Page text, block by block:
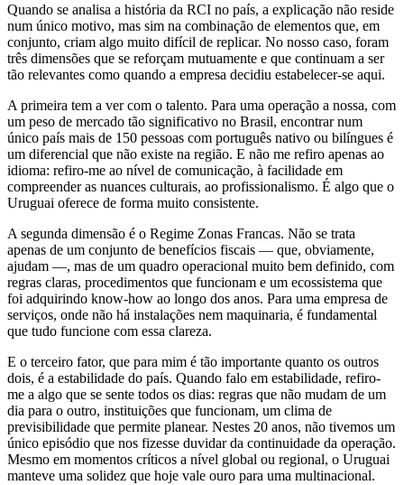
Quando se analisa a história da RCI no país, a explicação não reside
num único motivo, mas sim na combinação de elementos que, em
conjunto, criam algo muito difícil de replicar. No nosso caso, foram
três dimensões que se reforçam mutuamente e que continuam a ser
tão relevantes como quando a empresa decidiu estabelecer-se aqui.
A primeira tem a ver com o talento. Para uma operação a nossa, com
um peso de mercado tão significativo no Brasil, encontrar num
único país mais de 150 pessoas com português nativo ou bilíngues é
um diferencial que não existe na região. E não me refiro apenas ao
idioma: refiro-me ao nível de comunicação, à facilidade em
compreender as nuances culturais, ao profissionalismo. É algo que o
Uruguai oferece de forma muito consistente.
A segunda dimensão é o Regime Zonas Francas. Não se trata
apenas de um conjunto de benefícios fiscais — que, obviamente,
ajudam —, mas de um quadro operacional muito bem definido, com
regras claras, procedimentos que funcionam e um ecossistema que
foi adquirindo know-how ao longo dos anos. Para uma empresa de
serviços, onde não há instalações nem maquinaria, é fundamental
que tudo funcione com essa clareza.
E o terceiro fator, que para mim é tão importante quanto os outros
dois, é a estabilidade do país. Quando falo em estabilidade, refiro-
me a algo que se sente todos os dias: regras que não mudam de um
dia para o outro, instituições que funcionam, um clima de
previsibilidade que permite planear. Nestes 20 anos, não tivemos um
único episódio que nos fizesse duvidar da continuidade da operação.
Mesmo em momentos críticos a nível global ou regional, o Uruguai
manteve uma solidez que hoje vale ouro para uma multinacional.